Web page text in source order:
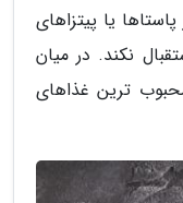
یا پیتزاهای
نکند. در میان
ترین غذاهای